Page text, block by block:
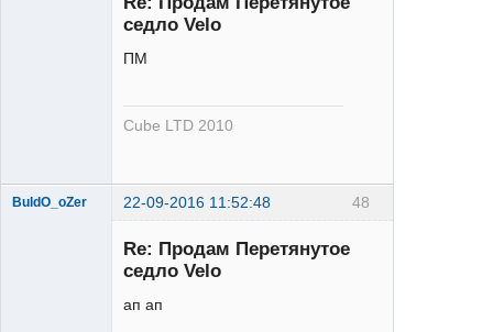
седло Velo
ПМ
Cube LTD 2010
48
BuldO_oZer 22-09-2016 11:52:48
Re: Продам Перетянутое
седло Velo
ап ап